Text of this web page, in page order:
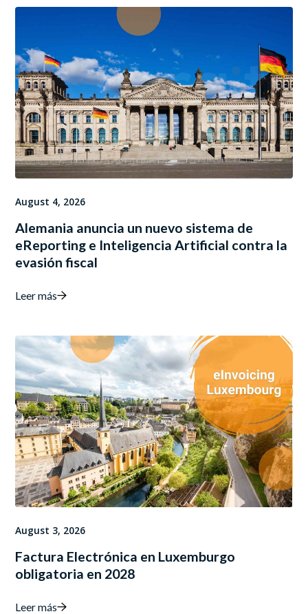
August 4, 2026
Alemania anuncia un nuevo sistema de
eReporting e Inteligencia Artificial contra la
evasión fiscal
Leer más
August 3, 2026
Factura Electrónica en Luxemburgo
obligatoria en 2028
Leer más